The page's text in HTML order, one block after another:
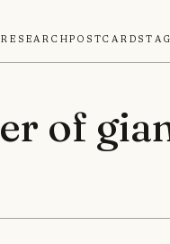
ResearchPostcards
of